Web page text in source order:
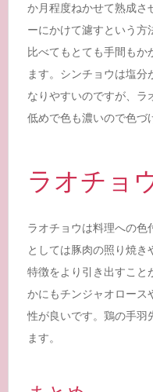
か月程度ねかせて熟成さ
ーにかけて濾すという方
比べてもとても手間もか
ます。シンチョウは塩分
なりやすいのですが、ラ
低めで色も濃いので色づ
ラオチョ
ラオチョウは料理への色
としては豚肉の照り焼
特徴をより引き出すこと
かにもチンジャオロース
性が良いです。鶏の手羽
ます。